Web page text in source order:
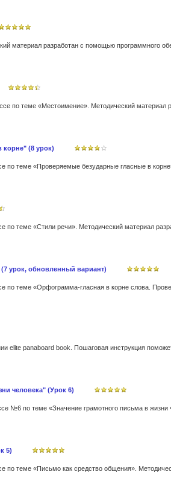
корне" (8 урок)
урок, обновленный вариант)
elite panaboard book. Пошаговая инструкция
человека" (Урок 6)
5)